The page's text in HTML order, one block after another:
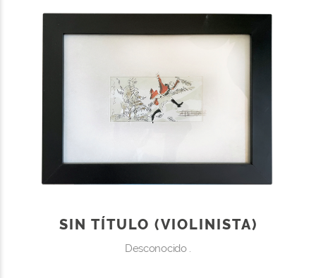
SIN TÍTULO (VIOLINISTA)
Desconocido .